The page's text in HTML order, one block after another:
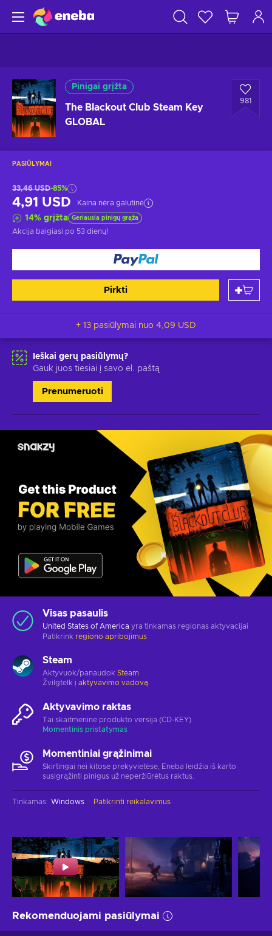
Pinigai grįžta
The Blackout Club Steam Key
GLOBAL
981
PASIŪLYMAI
33,46 USD-85%
4,91 USD Kaina nėra galutinė
14% grįžta Geriausia pinigų grąža
Akcija baigiasi po 53 dienų!
Pirkti
+ 13 pasiūlymai nuo 4,09 USD
Ieškai gerų pasiūlymų?
Gauk juos tiesiai į savo el. paštą
Prenumeruoti
Visas pasaulis
United States of America yra tinkamas regionas aktyvacijai
Patikrink regiono apribojimus
Steam
Aktyvuok/panaudok Steam
Žvilgtelk į aktyvavimo vadovą
Aktyvavimo raktas
Tai skaitmeninė produkto versija (CD-KEY)
Momentinis pristatymas
Momentiniai grąžinimai
Skirtingai nei kitose prekyvietėse, Eneba leidžia iš karto
susigrąžinti pinigus už neperžiūrėtus raktus.
Tinkamas: Windows Patikrinti reikalavimus
Rekomenduojami pasiūlymai